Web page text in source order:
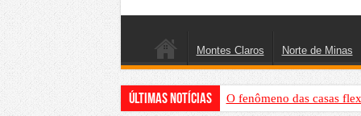
Montes Claros Norte de Minas
Últimas Notícias O fenômeno das casas